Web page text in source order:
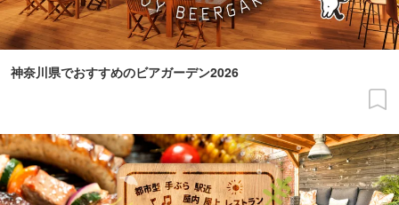
神奈川県でおすすめのビアガーデン2026